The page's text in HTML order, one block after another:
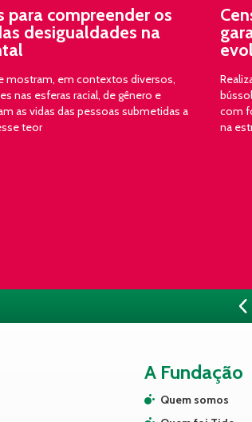
para compreender os
desigualdades na
mostram, em contextos diversos,
nas esferas racial, de gênero e
as vidas das pessoas submetidas a
teor
com
na
A Fundação
Quem somos